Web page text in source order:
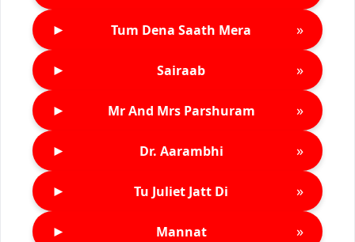
► Tum Dena Saath Mera »
► Sairaab »
► Mr And Mrs Parshuram »
► Dr. Aarambhi »
► Tu Juliet Jatt Di »
► Mannat »